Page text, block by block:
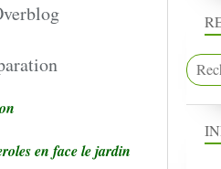
en face le jardin